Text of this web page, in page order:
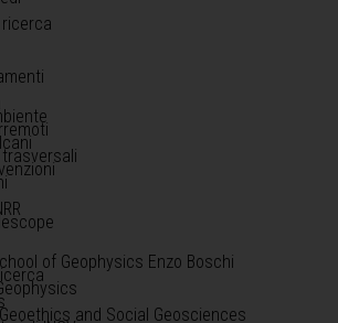
of Geophysics Enzo Boschi
and Social Geosciences